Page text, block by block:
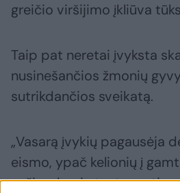
greičio viršijimo įkliūva
Taip pat neretai įvyksta
nusinešančios žmonių
sutrikdančios sveikatą.
„Vasarą įvykių pagausėja
eismo, ypač kelionių į
važiuodami atostogauti,